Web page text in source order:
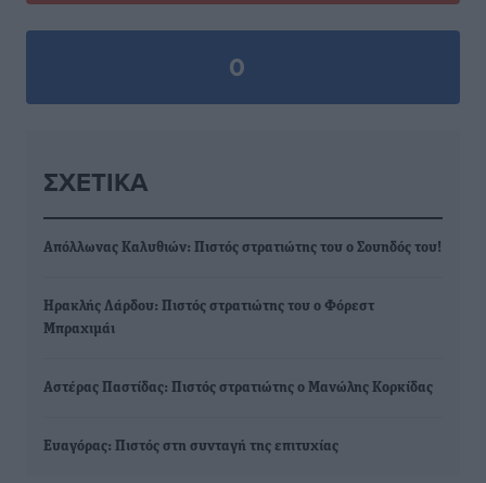
0
ΣΧΕΤΙΚΆ
Απόλλωνας Καλυθιών: Πιστός στρατιώτης του ο Σουηδός του!
Ηρακλής Λάρδου: Πιστός στρατιώτης του ο Φόρεστ
Μπραχιμάι
Αστέρας Παστίδας: Πιστός στρατιώτης ο Μανώλης Κορκίδας
Ευαγόρας: Πιστός στη συνταγή της επιτυχίας